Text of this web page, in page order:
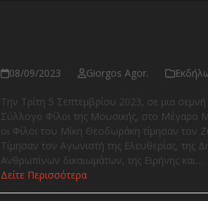
08/09/2023 Giorgos Agor.
Την Τρίτη 5 Σεπτεμβρίου 2023, σε μια σεμνή
Σύλλογο Φίλοι της Μουσικής, στο Μέγαρο
οι Φίλοι του Μίκη Θεοδωράκη τίμησαν τον
Τίμησαν τον Αγωνιστή της Ελευθερίας, της
Ανθρωπίνων δικαιωμάτων, της Ειρήνης και…
Δείτε Περισσότερα